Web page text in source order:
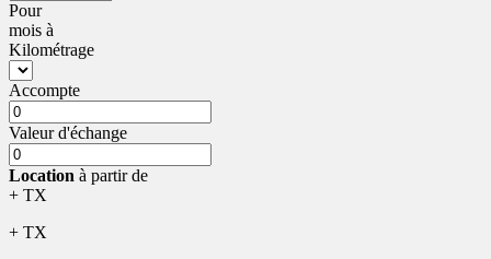
Pour
mois à
Kilométrage
Accompte
Valeur d'échange
Location à partir de
+ TX
+ TX